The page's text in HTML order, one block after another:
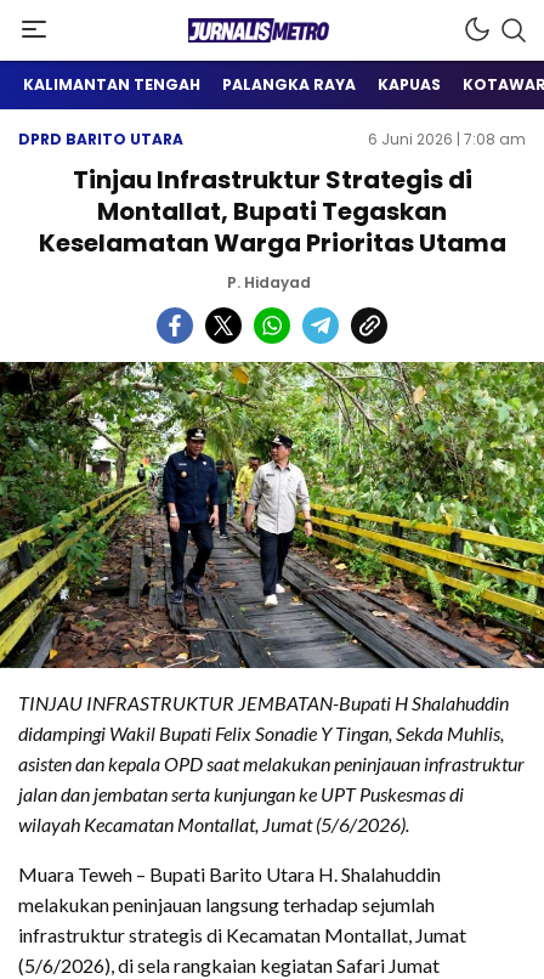
Jurnalis Metro
Satu Wadah Informasi
KALIMANTAN TENGAH PALANGKA RAYA KAPUAS
DPRD BARITO UTARA 6 Juni 2026 | 7:08 am
Tinjau Infrastruktur Strategis di
Montallat, Bupati Tegaskan
Keselamatan Warga Prioritas Utama
P. Hidayad
TINJAU INFRASTRUKTUR JEMBATAN-Bupati H Shalahuddin
didampingi Wakil Bupati Felix Sonadie Y Tingan, Sekda Muhlis,
asisten dan kepala OPD saat melakukan peninjauan infrastruktur
jalan dan jembatan serta kunjungan ke UPT Puskesmas di
wilayah Kecamatan Montallat, Jumat (5/6/2026).
Muara Teweh – Bupati Barito Utara H. Shalahuddin
melakukan peninjauan langsung terhadap sejumlah
infrastruktur strategis di Kecamatan Montallat, Jumat
(5/6/2026), di sela rangkaian kegiatan Safari Jumat